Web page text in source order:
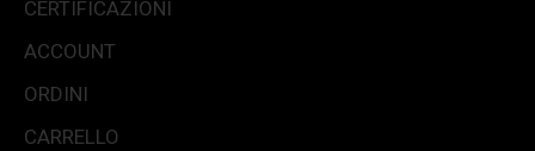
CERTIFICAZIONI
ACCOUNT
ORDINI
CARRELLO